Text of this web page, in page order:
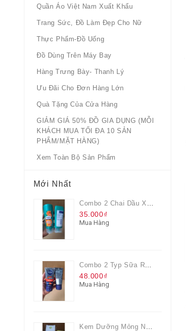
Quần Áo Việt Nam Xuất Khẩu
Trang Sức, Đồ Làm Đẹp Cho Nữ
Thực Phẩm-Đồ Uống
Đồ Dùng Trên Máy Bay
Hàng Trưng Bày- Thanh Lý
Ưu Đãi Cho Đơn Hàng Lớn
Quà Tặng Của Cửa Hàng
GIẢM GIÁ 50% ĐỒ GIA DỤNG (MỖI
KHÁCH MUA TỐI ĐA 10 SẢN
PHẨM/MẶT HÀNG)
Xem Toàn Bộ Sản Phẩm
Mới Nhất
Combo 2 Chai Dầu Xả Rejoice 3IN1 Siêu Mềm Mượt Chai 60ML
35.000₫
Mua Hàng
Combo 2 Typ Sữa Rửa Mặt Nivea Men Giúp Giảm Mụn, Giảm Hư Tổn Da
48.000₫
Mua Hàng
Kem Dưỡng Mỏng Nhẹ Cấp Ẩm & Sáng Da Vitamin C 20ml